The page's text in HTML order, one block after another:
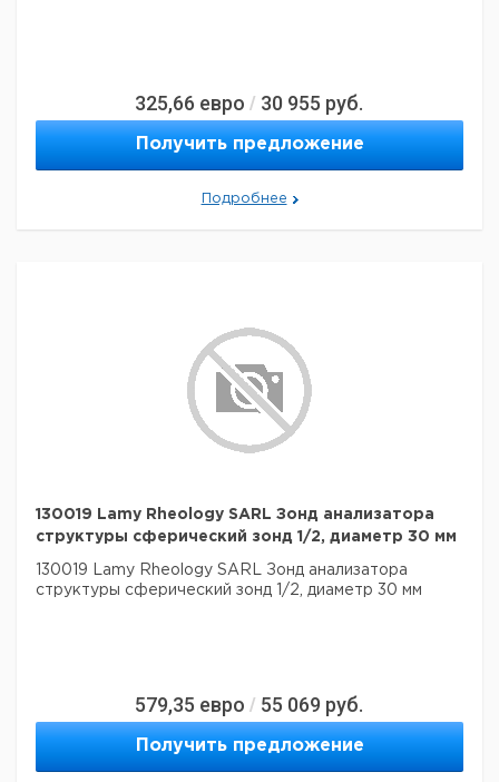
325,66 евро / 30 955 руб.
Получить предложение
Подробнее
130019 Lamy Rheology SARL Зонд анализатора
структуры сферический зонд 1/2, диаметр 30 мм
130019 Lamy Rheology SARL Зонд анализатора
структуры сферический зонд 1/2, диаметр 30 мм
579,35 евро / 55 069 руб.
Получить предложение